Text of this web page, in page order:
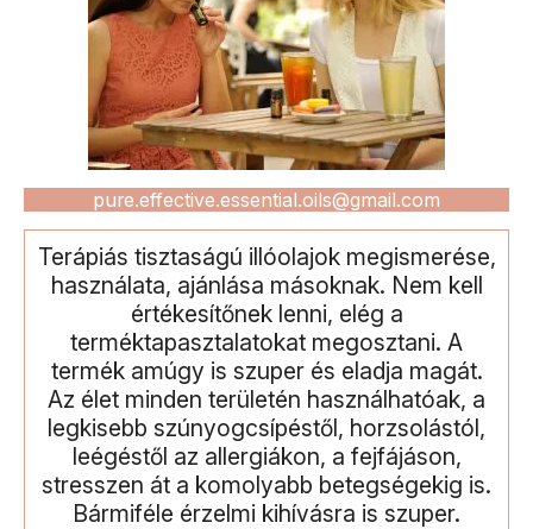
pure.effective.essential.oils@gmail.com
Terápiás tisztaságú illóolajok megismerése,
használata, ajánlása másoknak. Nem kell
értékesítőnek lenni, elég a
terméktapasztalatokat megosztani. A
termék amúgy is szuper és eladja magát.
Az élet minden területén használhatóak, a
legkisebb szúnyogcsípéstől, horzsolástól,
leégéstől az allergiákon, a fejfájáson,
stresszen át a komolyabb betegségekig is.
Bármiféle érzelmi kihívásra is szuper.